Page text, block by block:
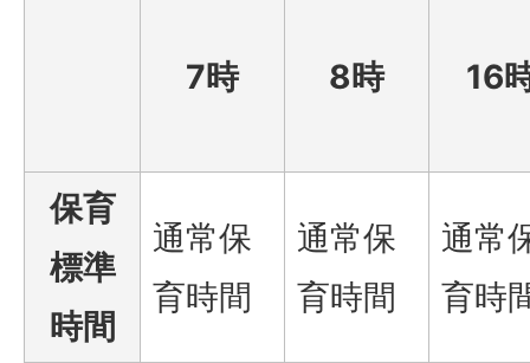
7時 8時 16
保育
標準
時間
通常保
育時間
通常保
育時間
通常
育時